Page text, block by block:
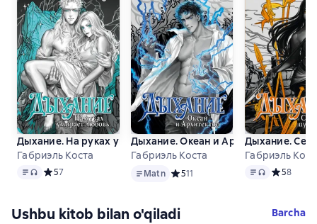
Дыхание. На руках умирает любовь
Габриэль Коста
Matn , audio format mavjud
Средний рейтинг 5 на основе 7 оценок
57
Дыхание. Океан и Архитектор
Габриэль Коста
MatnMatn Средний рейтинг 5 на основе 11
511
Дыхание.
Габриэль
Matn , audio
Средний
58
Ushbu kitob bilan o'qiladi Barcha